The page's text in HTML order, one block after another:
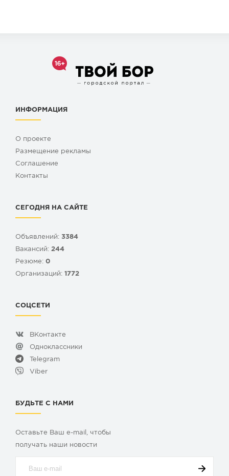
ИНФОРМАЦИЯ
О проекте
Размещение рекламы
Cоглашение
Контакты
СЕГОДНЯ НА САЙТЕ
Объявлений: 3384
Вакансий: 244
Резюме: 0
Организаций: 1772
СОЦСЕТИ
ВКонтакте
Одноклассники
Telegram
Viber
БУДЬТЕ С НАМИ
Оставьте Ваш e-mail, чтобы
получать наши новости